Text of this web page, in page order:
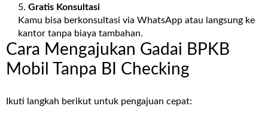
Gratis Konsultasi
Kamu bisa berkonsultasi via WhatsApp atau langsung ke
kantor tanpa biaya tambahan.
Cara Mengajukan Gadai BPKB
Mobil Tanpa BI Checking
Ikuti langkah berikut untuk pengajuan cepat: